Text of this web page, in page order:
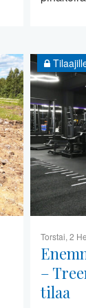
Torstai, 2
–
tilaa